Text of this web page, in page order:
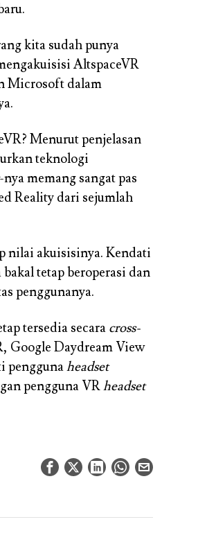
kita sudah punya
AltspaceVR
Microsoft dalam
Menurut penjelasan
teknologi
-nya memang sangat pas
Reality dari sejumlah
nilai akuisisinya. Kendati
tetap beroperasi dan
penggunanya.
tersedia secara cross-
Google Daydream View
penggunaheadset
pengguna VRheadset